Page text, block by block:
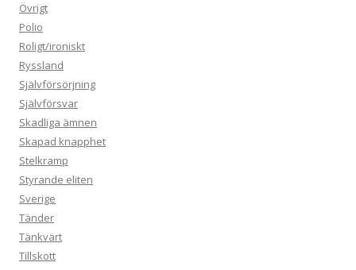
Övrigt
Polio
Roligt/ironiskt
Ryssland
Självförsörjning
Självförsvar
Skadliga ämnen
Skapad knapphet
Stelkramp
Styrande eliten
Sverige
Tänder
Tänkvärt
Tillskott